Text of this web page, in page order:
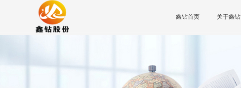
鑫钻首页 关于鑫钻